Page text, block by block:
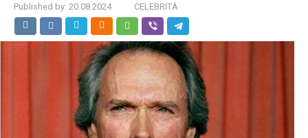
Published by: 20.08.2024 CELEBRITÀ